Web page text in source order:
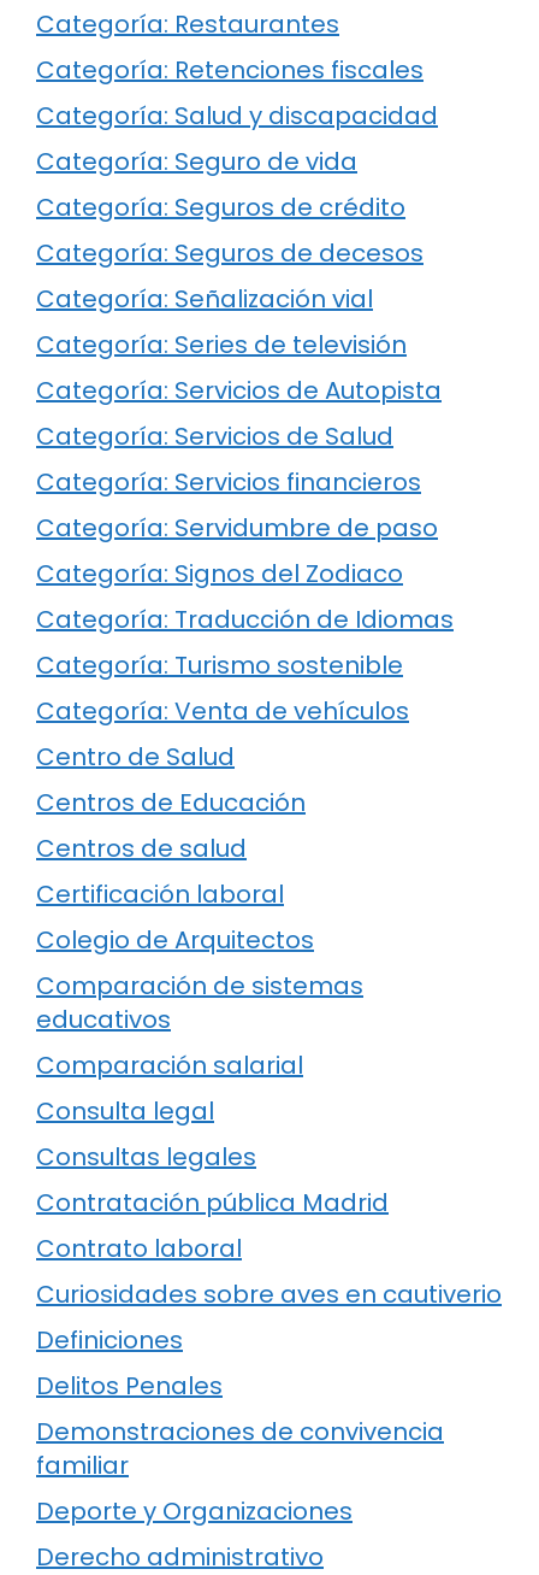
Categoría: Restaurantes
Categoría: Retenciones fiscales
Categoría: Salud y discapacidad
Categoría: Seguro de vida
Categoría: Seguros de crédito
Categoría: Seguros de decesos
Categoría: Señalización vial
Categoría: Series de televisión
Categoría: Servicios de Autopista
Categoría: Servicios de Salud
Categoría: Servicios financieros
Categoría: Servidumbre de paso
Categoría: Signos del Zodiaco
Categoría: Traducción de Idiomas
Categoría: Turismo sostenible
Categoría: Venta de vehículos
Centro de Salud
Centros de Educación
Centros de salud
Certificación laboral
Colegio de Arquitectos
Comparación de sistemas
educativos
Comparación salarial
Consulta legal
Consultas legales
Contratación pública Madrid
Contrato laboral
Curiosidades sobre aves en cautiverio
Definiciones
Delitos Penales
Demonstraciones de convivencia
familiar
Deporte y Organizaciones
Derecho administrativo